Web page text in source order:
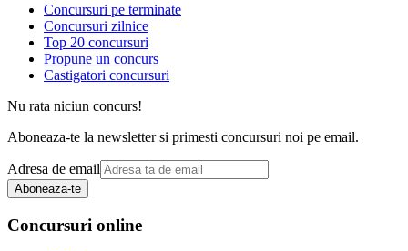
Concursuri pe terminate
Concursuri zilnice
Top 20 concursuri
Propune un concurs
Castigatori concursuri
Nu rata niciun concurs!
Aboneaza-te la newsletter si primesti concursuri noi pe email.
Adresa de email
Aboneaza-te
Concursuri online